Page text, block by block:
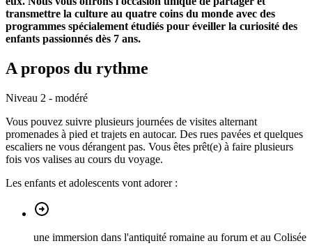
transmettre la culture au quatre coins du monde avec des
programmes spécialement étudiés pour éveiller la curiosité des
enfants passionnés dès 7 ans.
A propos du rythme
Niveau 2 - modéré
Vous pouvez suivre plusieurs journées de visites alternant
promenades à pied et trajets en autocar. Des rues pavées et quelques
escaliers ne vous dérangent pas. Vous êtes prêt(e) à faire plusieurs
fois vos valises au cours du voyage.
Les enfants et adolescents vont adorer :
une immersion dans l'antiquité romaine au forum et au Colisée